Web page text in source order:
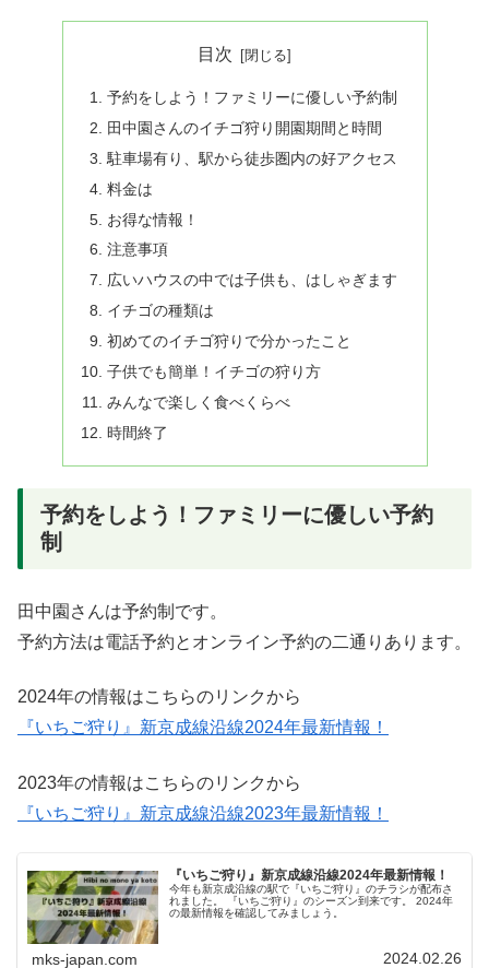
目次
予約をしよう！ファミリーに優しい予約制
田中園さんのイチゴ狩り開園期間と時間
駐車場有り、駅から徒歩圏内の好アクセス
料金は
お得な情報！
注意事項
広いハウスの中では子供も、はしゃぎます
イチゴの種類は
初めてのイチゴ狩りで分かったこと
子供でも簡単！イチゴの狩り方
みんなで楽しく食べくらべ
時間終了
予約をしよう！ファミリーに優しい予約
制
田中園さんは予約制です。
予約方法は電話予約とオンライン予約の二通りあります。
2024年の情報はこちらのリンクから
『いちご狩り』新京成線沿線2024年最新情報！
2023年の情報はこちらのリンクから
『いちご狩り』新京成線沿線2023年最新情報！
『いちご狩り』新京成線沿線2024年最新情報！
今年も新京成沿線の駅で『いちご狩り』のチラシが配布さ
れました。 『いちご狩り』のシーズン到来です。 2024年
の最新情報を確認してみましょう。
mks-japan.com 2024.02.26